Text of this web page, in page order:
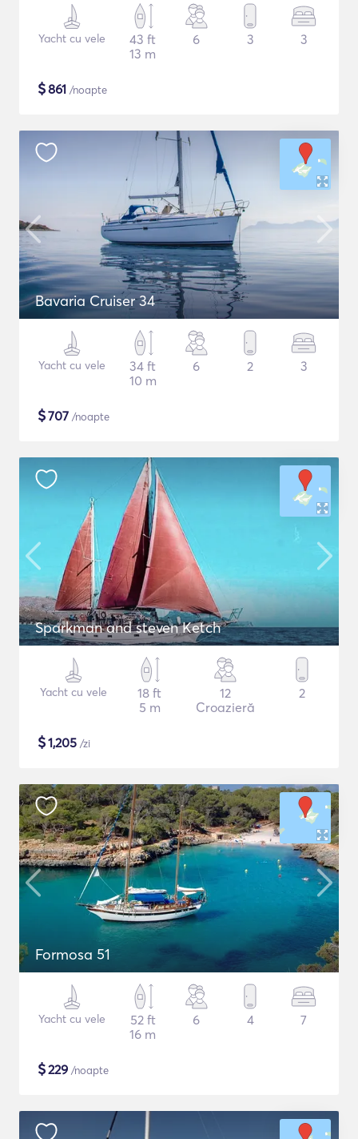
Yacht cu vele
43 ft
13 m
6 3 3
$861 /noapte
Bavaria Cruiser 34
Yacht cu vele
34 ft
10 m
6 2 3
$707 /noapte
Sparkman and steven Ketch
Yacht cu vele
18 ft
5 m
12
Croazieră
2
$1,205 /zi
Formosa 51
Yacht cu vele
52 ft
16 m
6 4 7
$229 /noapte